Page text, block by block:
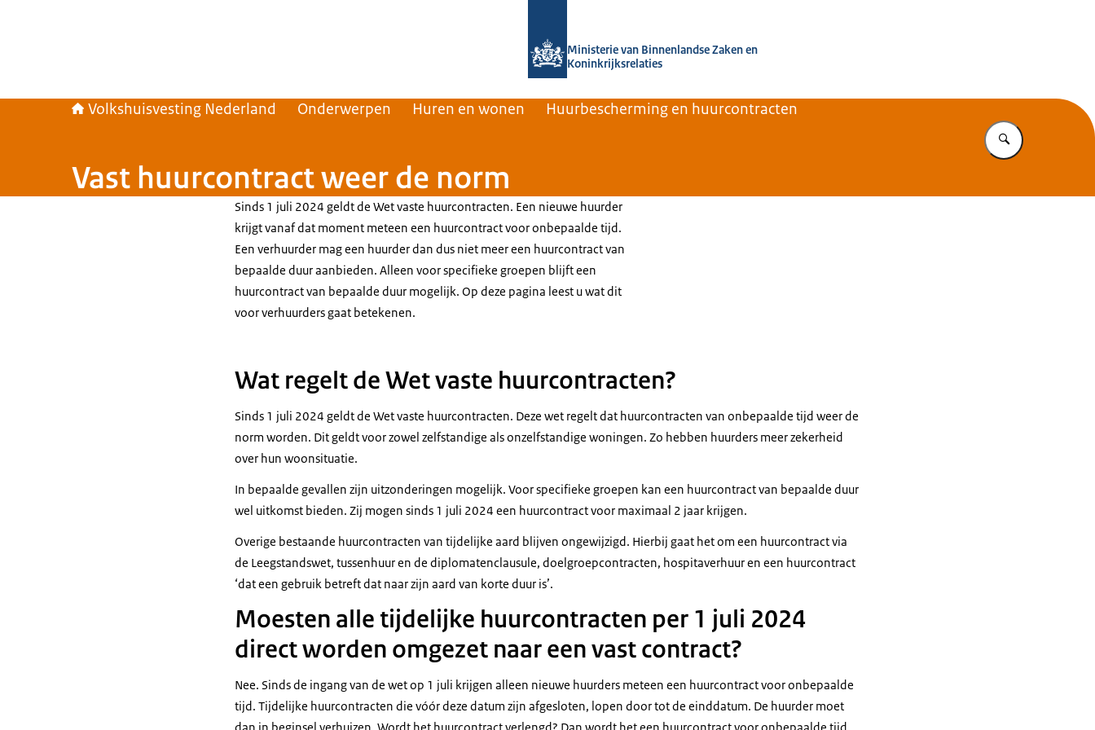
Ministerie van Binnenlandse Zaken en
Koninkrijksrelaties
Volkshuisvesting Nederland Onderwerpen Huren en wonen Huurbescherming en huurcontracten
Vul in wat u
Vast huurcontract weer de norm
Sinds 1 juli 2024 geldt de Wet vaste huurcontracten. Een nieuwe huurder
krijgt vanaf dat moment meteen een huurcontract voor onbepaalde tijd.
Een verhuurder mag een huurder dan dus niet meer een huurcontract van
bepaalde duur aanbieden. Alleen voor specifieke groepen blijft een
huurcontract van bepaalde duur mogelijk. Op deze pagina leest u wat dit
voor verhuurders gaat betekenen.
Wat regelt de Wet vaste huurcontracten?
Sinds 1 juli 2024 geldt de Wet vaste huurcontracten. Deze wet regelt dat huurcontracten van onbepaalde tijd weer de
norm worden. Dit geldt voor zowel zelfstandige als onzelfstandige woningen. Zo hebben huurders meer zekerheid
over hun woonsituatie.
In bepaalde gevallen zijn uitzonderingen mogelijk. Voor specifieke groepen kan een huurcontract van bepaalde duur
wel uitkomst bieden. Zij mogen sinds 1 juli 2024 een huurcontract voor maximaal 2 jaar krijgen.
Overige bestaande huurcontracten van tijdelijke aard blijven ongewijzigd. Hierbij gaat het om een huurcontract via
de Leegstandswet, tussenhuur en de diplomatenclausule, doelgroepcontracten, hospitaverhuur en een huurcontract
‘dat een gebruik betreft dat naar zijn aard van korte duur is’.
Moesten alle tijdelijke huurcontracten per 1 juli 2024
direct worden omgezet naar een vast contract?
Nee. Sinds de ingang van de wet op 1 juli krijgen alleen nieuwe huurders meteen een huurcontract voor onbepaalde
tijd. Tijdelijke huurcontracten die vóór deze datum zijn afgesloten, lopen door tot de einddatum. De huurder moet